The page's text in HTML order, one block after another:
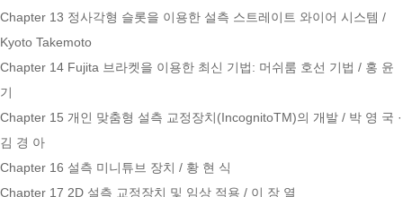
Chapter 13 정사각형 슬롯을 이용한 설측 스트레이트 와이어 시스템 /
Kyoto Takemoto
Chapter 14 Fujita 브라켓을 이용한 최신 기법: 머쉬룸 호선 기법 / 홍 윤
기
Chapter 15 개인 맞춤형 설측 교정장치(IncognitoTM)의 개발 / 박 영 국 ·
김 경 아
Chapter 16 설측 미니튜브 장치 / 황 현 식
Chapter 17 2D 설측 교정장치 및 임상 적용 / 이 장 열